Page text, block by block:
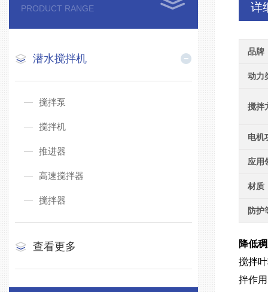
PRODUCT RANGE
潜水搅拌机
搅拌泵
搅拌机
推进器
高速搅拌器
搅拌器
查看更多
详
品牌
动力
搅拌
电机
应用
材质
防护
降低
搅拌
拌作